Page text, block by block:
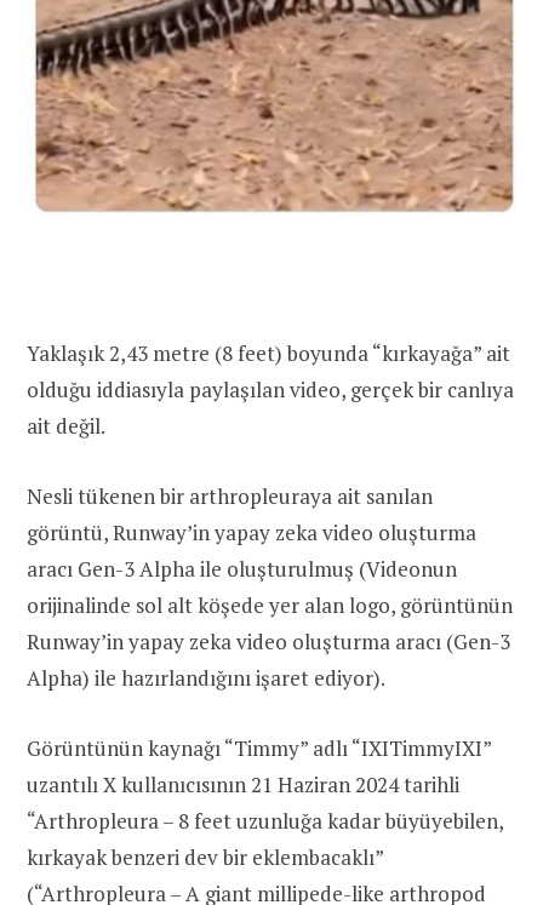
Yaklaşık 2,43 metre (8 feet) boyunda “kırkayağa” ait
olduğu iddiasıyla paylaşılan video, gerçek bir canlıya
ait değil.
Nesli tükenen bir arthropleuraya ait sanılan
görüntü, Runway’in yapay zeka video oluşturma
aracı Gen-3 Alpha ile oluşturulmuş (Videonun
orijinalinde sol alt köşede yer alan logo, görüntünün
Runway’in yapay zeka video oluşturma aracı (Gen-3
Alpha) ile hazırlandığını işaret ediyor).
Görüntünün kaynağı “Timmy” adlı “IXITimmyIXI”
uzantılı X kullanıcısının 21 Haziran 2024 tarihli
“Arthropleura – 8 feet uzunluğa kadar büyüyebilen,
kırkayak benzeri dev bir eklembacaklı”
(“Arthropleura – A giant millipede-like arthropod